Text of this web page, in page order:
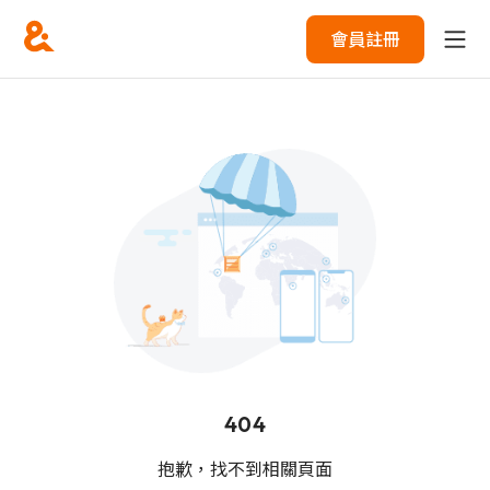
會員註冊
404
抱歉，找不到相關頁面